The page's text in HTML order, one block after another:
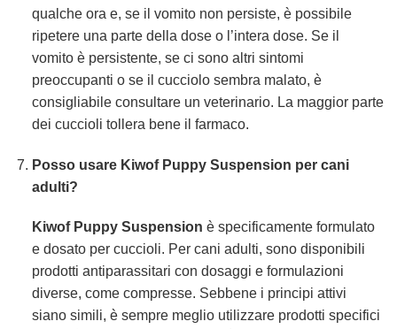
qualche ora e, se il vomito non persiste, è possibile
ripetere una parte della dose o l’intera dose. Se il
vomito è persistente, se ci sono altri sintomi
preoccupanti o se il cucciolo sembra malato, è
consigliabile consultare un veterinario. La maggior parte
dei cuccioli tollera bene il farmaco.
Posso usare Kiwof Puppy Suspension per cani
adulti?
Kiwof Puppy Suspension è specificamente formulato
e dosato per cuccioli. Per cani adulti, sono disponibili
prodotti antiparassitari con dosaggi e formulazioni
diverse, come compresse. Sebbene i principi attivi
siano simili, è sempre meglio utilizzare prodotti specifici